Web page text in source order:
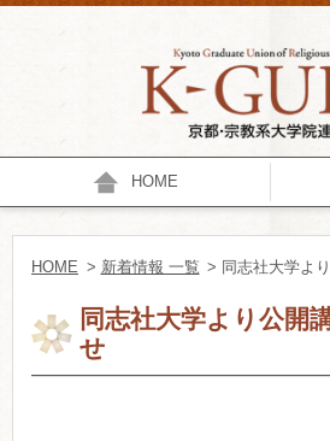
HOME
HOME > 新着情報 一覧 > 同志社大学よ
同志社大学より公開
せ